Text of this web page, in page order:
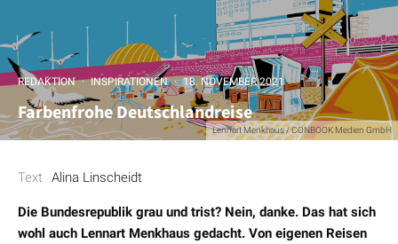
Lennart Menkhaus / CONBOOK Medien GmbH
REDAKTION · INSPIRATIONEN · 18. NOVEMBER 2021
Farbenfrohe Deutschlandreise
Text Alina Linscheidt
Die Bundesrepublik grau und trist? Nein, danke. Das hat sich
wohl auch Lennart Menkhaus gedacht. Von eigenen Reisen